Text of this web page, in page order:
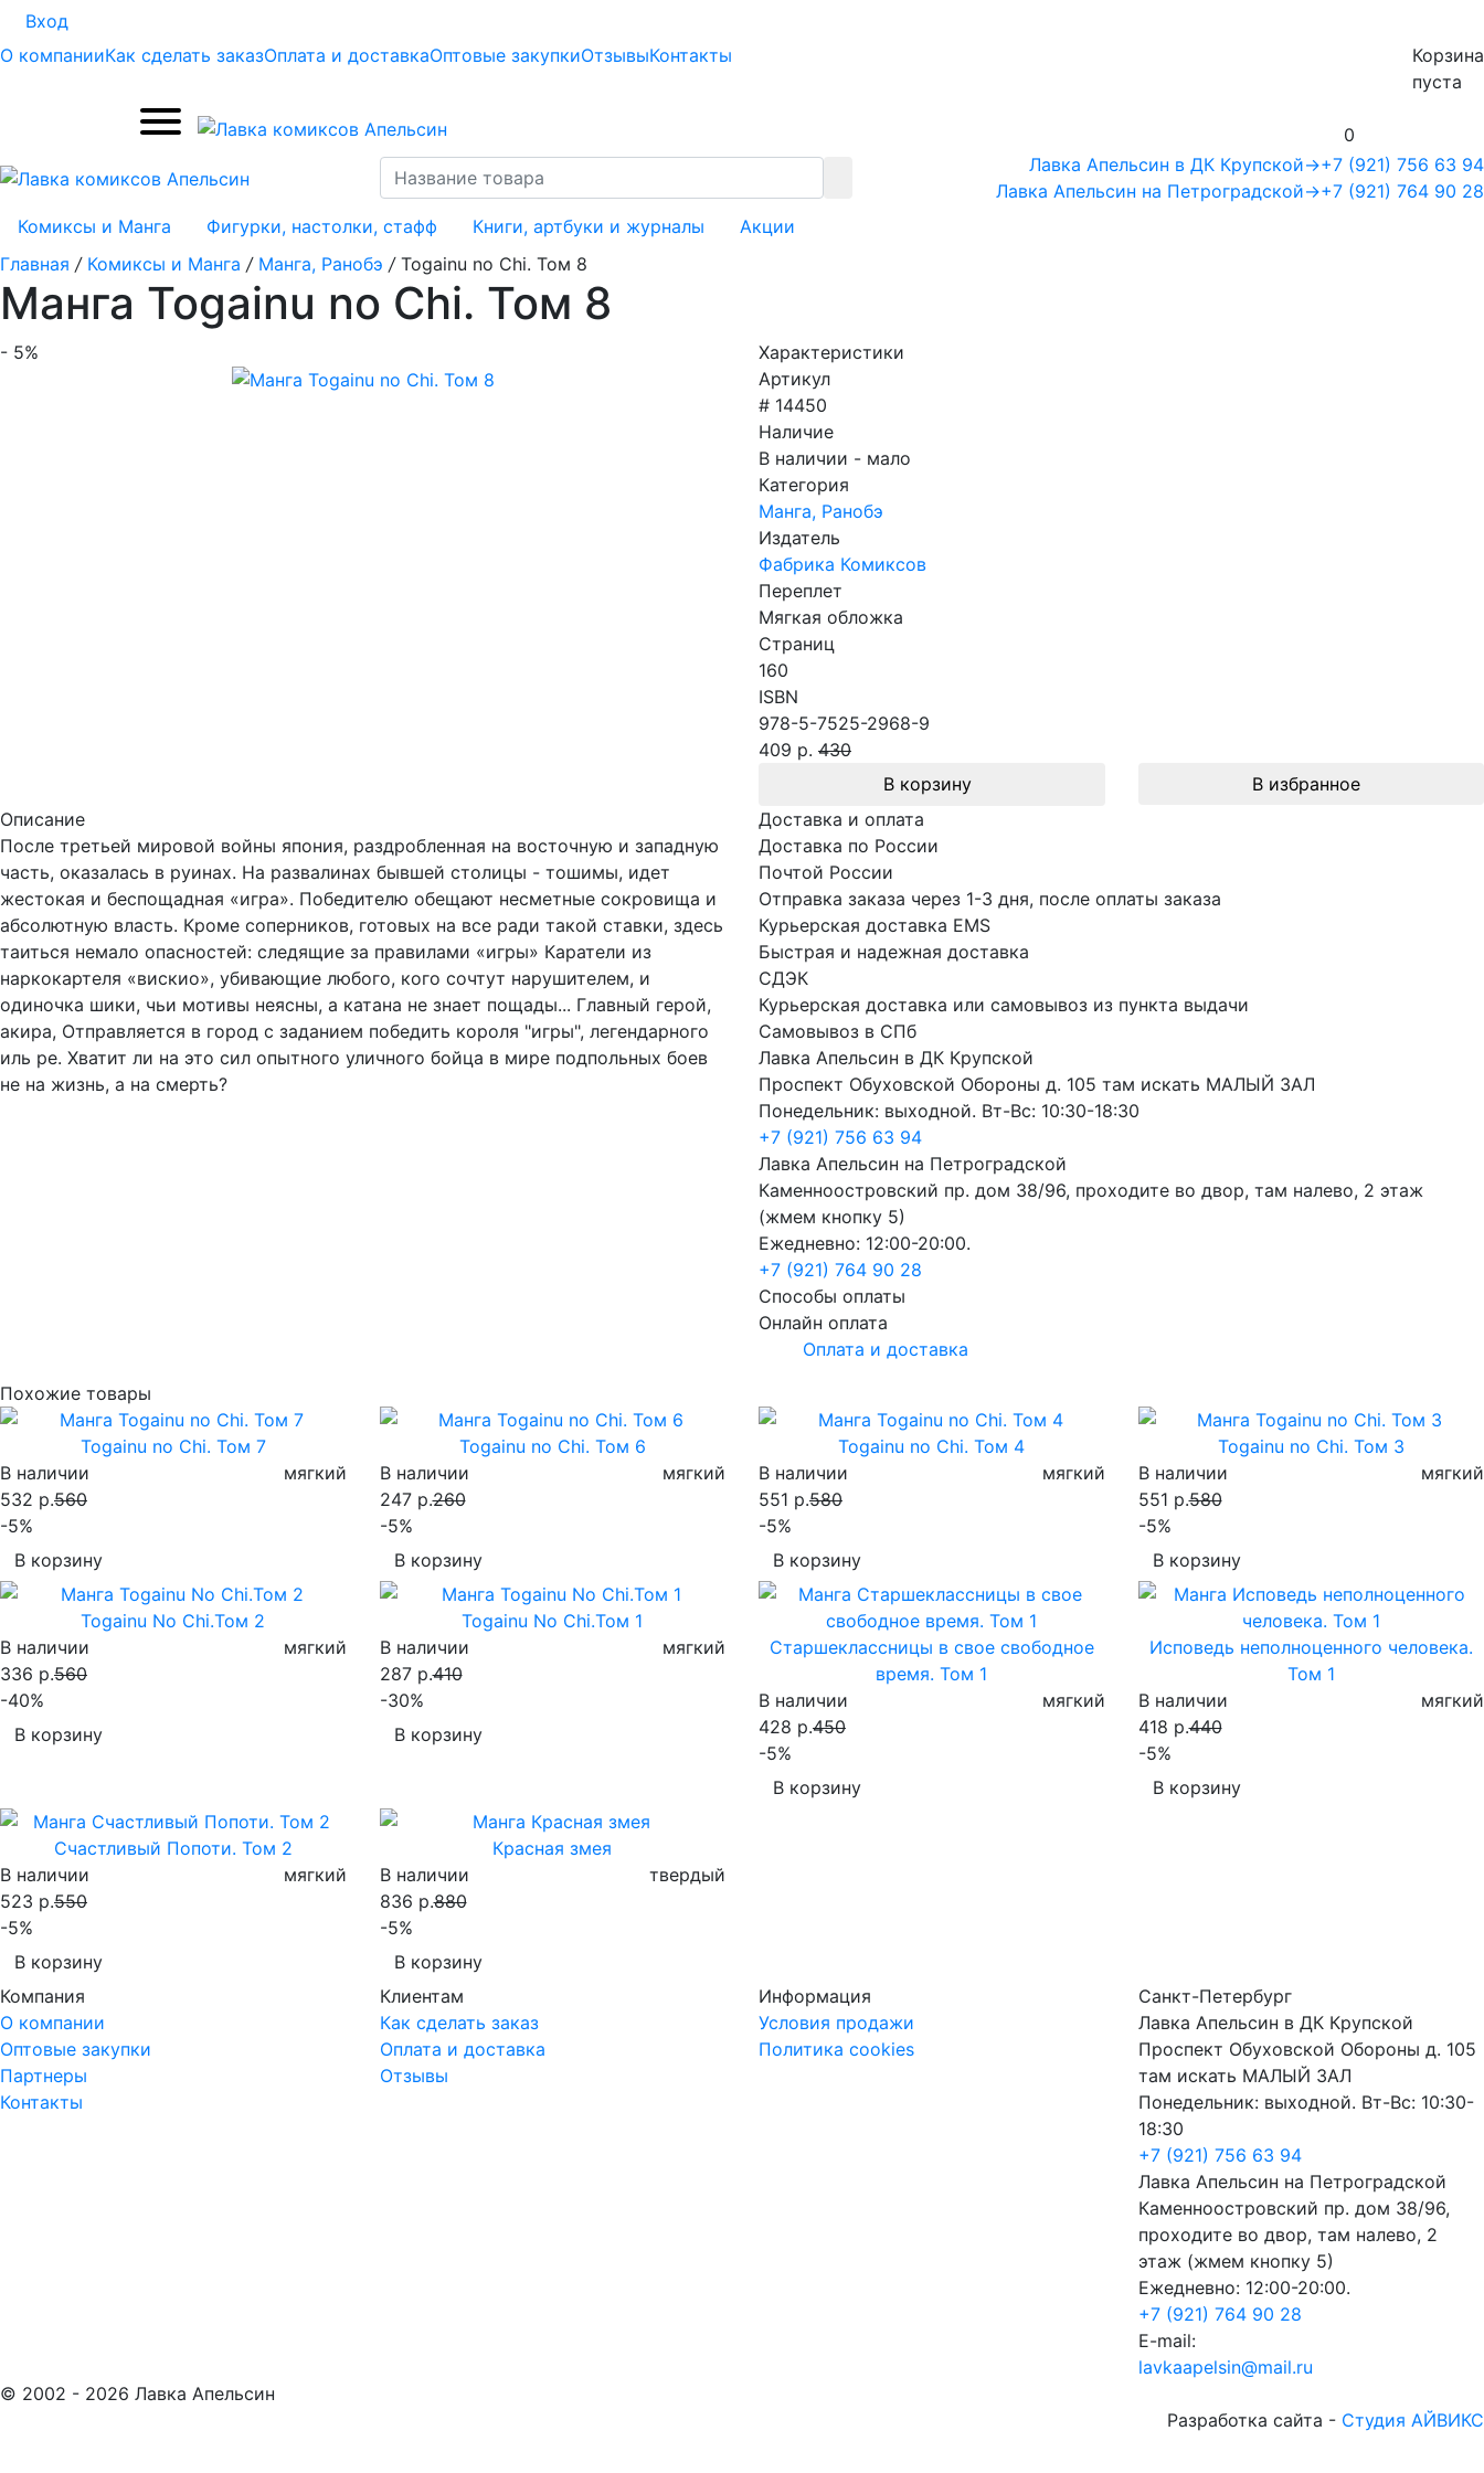
Вход
О компанииКак сделать заказОплата и доставкаОптовые закупкиОтзывыКонтакты
Корзина
пуста
0
+7 (921) 756 63 94
+7 (921) 764 90 28
Лавка Апельсин в ДК Крупской→
Лавка Апельсин на Петроградской→
Комиксы и Манга
Фигурки, настолки, стафф Книги, артбуки и журналы
Акции
Главная / Комиксы и Манга / Манга, Ранобэ / Togainu no Chi. Том 8
Манга Togainu no Chi. Том 8
- 5%
Характеристики
Артикул
# 14450
Наличие
В наличии - мало
Категория
Манга, Ранобэ
Издатель
Фабрика Комиксов
Переплет
Мягкая обложка
Страниц
160
ISBN
978-5-7525-2968-9
409 р. 430
В корзину
В избранное
Описание
После третьей мировой войны япония, раздробленная на восточную и западную
часть, оказалась в руинах. На развалинах бывшей столицы - тошимы, идет
жестокая и беспощадная «игра». Победителю обещают несметные сокровища и
абсолютную власть. Кроме соперников, готовых на все ради такой ставки, здесь
таиться немало опасностей: следящие за правилами «игры» Каратели из
наркокартеля «вискио», убивающие любого, кого сочтут нарушителем, и
одиночка шики, чьи мотивы неясны, а катана не знает пощады... Главный герой,
акира, Отправляется в город с заданием победить короля "игры", легендарного
иль ре. Хватит ли на это сил опытного уличного бойца в мире подпольных боев
не на жизнь, а на смерть?
Доставка и оплата
Доставка по России
Почтой России
Отправка заказа через 1-3 дня, после оплаты заказа
Курьерская доставка EMS
Быстрая и надежная доставка
СДЭК
Курьерская доставка или самовывоз из пункта выдачи
Самовывоз в СПб
Лавка Апельсин в ДК Крупской
Проспект Обуховской Обороны д. 105 там искать МАЛЫЙ ЗАЛ
Понедельник: выходной. Вт-Вс: 10:30-18:30
+7 (921) 756 63 94
Лавка Апельсин на Петроградской
Каменноостровский пр. дом 38/96, проходите во двор, там налево, 2 этаж
(жмем кнопку 5)
Ежедневно: 12:00-20:00.
+7 (921) 764 90 28
Способы оплаты
Онлайн оплата
Оплата и доставка
Похожие товары
Togainu no Chi. Том 7
В наличии
мягкий
532 р.560
-5%
В корзину
Togainu no Chi. Том 6
В наличии
мягкий
247 р.260
-5%
В корзину
Togainu no Chi. Том 4
В наличии
мягкий
551 р.580
-5%
В корзину
Togainu no Chi. Том 3
В наличии
мягкий
551 р.580
-5%
В корзину
Togainu No Chi.Том 2
В наличии
мягкий
336 р.560
-40%
В корзину
Togainu No Chi.Том 1
В наличии
мягкий
287 р.410
-30%
В корзину
Старшеклассницы в свое свободное
время. Том 1
В наличии
мягкий
428 р.450
-5%
В корзину
Исповедь неполноценного человека.
Том 1
В наличии
мягкий
418 р.440
-5%
В корзину
Счастливый Попоти. Том 2
В наличии
мягкий
523 р.550
-5%
В корзину
Красная змея
В наличии
твердый
836 р.880
-5%
В корзину
Компания
О компании
Оптовые закупки
Партнеры
Контакты
Клиентам
Как сделать заказ
Оплата и доставка
Отзывы
Информация
Условия продажи
Политика cookies
Санкт-Петербург
Лавка Апельсин в ДК Крупской
Проспект Обуховской Обороны д. 105
там искать МАЛЫЙ ЗАЛ
Понедельник: выходной. Вт-Вс: 10:30-
18:30
+7 (921) 756 63 94
Лавка Апельсин на Петроградской
Каменноостровский пр. дом 38/96,
проходите во двор, там налево, 2
этаж (жмем кнопку 5)
Ежедневно: 12:00-20:00.
+7 (921) 764 90 28
E-mail:
lavkaapelsin@mail.ru
© 2002 - 2026 Лавка Апельсин
Разработка сайта - Студия АЙВИКС